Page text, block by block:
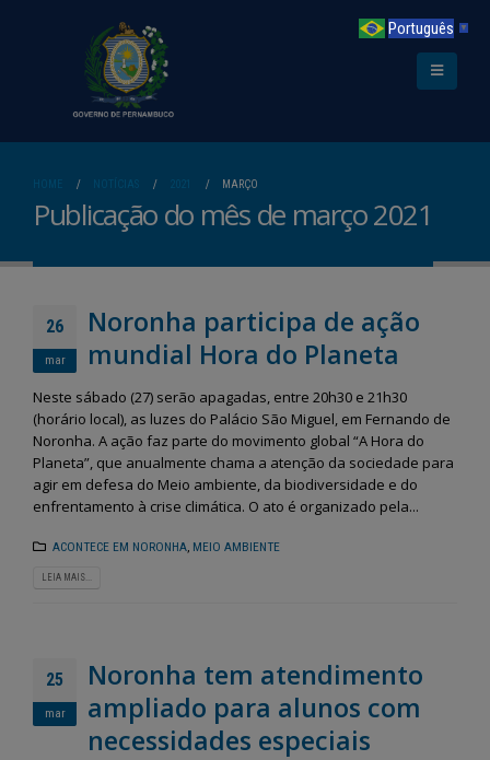
HOME NOTÍCIAS 2021 MARÇO
Publicação do mês de março 2021
26
mar
Noronha participa de ação
mundial Hora do Planeta
Neste sábado (27) serão apagadas, entre 20h30 e 21h30
(horário local), as luzes do Palácio São Miguel, em Fernando de
Noronha. A ação faz parte do movimento global “A Hora do
Planeta”, que anualmente chama a atenção da sociedade para
agir em defesa do Meio ambiente, da biodiversidade e do
enfrentamento à crise climática. O ato é organizado pela...
ACONTECE EM NORONHA, MEIO AMBIENTE
LEIA MAIS...
25
mar
Noronha tem atendimento
ampliado para alunos com
necessidades especiais
Português ▼